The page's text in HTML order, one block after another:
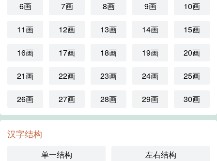
6画 7画 8画 9画 10画
11画 12画 13画 14画 15画
16画 17画 18画 19画 20画
21画 22画 23画 24画 25画
26画 27画 28画 29画 30画
汉字结构
单一结构 左右结构